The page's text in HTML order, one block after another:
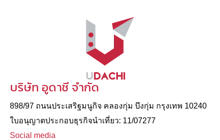
บริษัท อูดาชี จำกัด
898/97 ถนนประเสริฐมนูกิจ คลองกุ่ม บึงกุ่ม กรุงเทพ 10240
ใบอนุญาตประกอบธุรกิจนําเที่ยว: 11/07277
Social media